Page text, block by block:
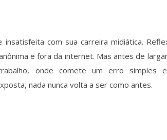
com sua carreira midiática.
e fora da internet. Mas antes de
onde comete um erro simples
nada nunca volta a ser como antes.